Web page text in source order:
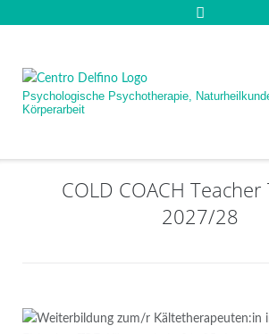
Psychologische Psychotherapie,
Körperarbeit
COLD COACH
2027/28